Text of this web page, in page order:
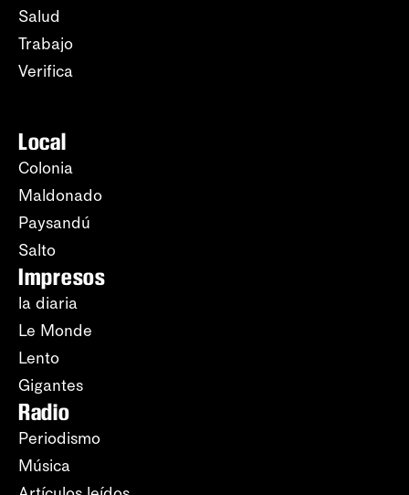
Salud
Trabajo
Verifica
Local
Colonia
Maldonado
Paysandú
Salto
Impresos
la diaria
Le Monde
Lento
Gigantes
Radio
Periodismo
Música